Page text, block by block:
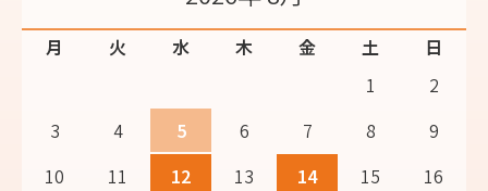
月 火 水 木 金 土
日
1
2
3
4 5 6 7 8
9
10
11 12 13 14 15
16